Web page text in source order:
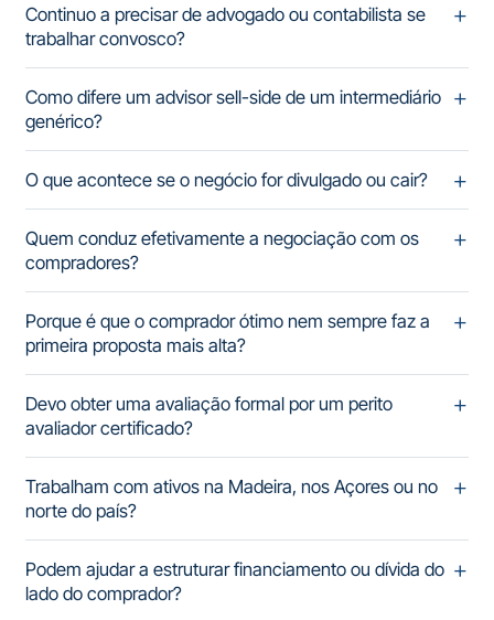
Continuo a precisar de advogado ou contabilista se
trabalhar convosco?
Como difere um advisor sell-side de um intermediário
genérico?
O que acontece se o negócio for divulgado ou cair?
Quem conduz efetivamente a negociação com os
compradores?
Porque é que o comprador ótimo nem sempre faz a
primeira proposta mais alta?
Devo obter uma avaliação formal por um perito
avaliador certificado?
Trabalham com ativos na Madeira, nos Açores ou no
norte do país?
Podem ajudar a estruturar financiamento ou dívida do
lado do comprador?